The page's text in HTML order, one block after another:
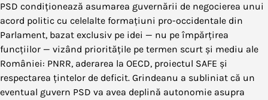
PSD condiționează asumarea guvernării de negocierea unui
acord politic cu celelalte formațiuni pro-occidentale din
Parlament, bazat exclusiv pe idei — nu pe împărțirea
funcțiilor — vizând prioritățile pe termen scurt și mediu ale
României: PNRR, aderarea la OECD, proiectul SAFE și
respectarea țintelor de deficit. Grindeanu a subliniat că un
eventual guvern PSD va avea deplină autonomie asupra